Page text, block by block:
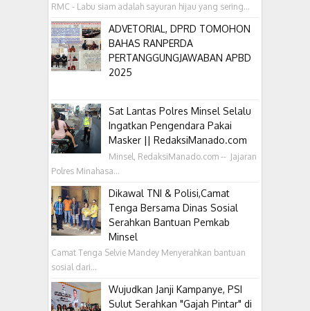
RMC - Labu siam adalah sayuran hijau yang sering...
ADVETORIAL, DPRD TOMOHON
BAHAS RANPERDA
PERTANGGUNGJAWABAN APBD
2025
Sat Lantas Polres Minsel Selalu
Ingatkan Pengendara Pakai
Masker || RedaksiManado.com
Minsel, RedaksiManado.com -- Jajaran
Polres Minahasa...
Dikawal TNI & Polisi,Camat
Tenga Bersama Dinas Sosial
Serahkan Bantuan Pemkab
Minsel
Camat Tenga Selvie Mandey Menyerahkan bantuan
sosial dari...
Wujudkan Janji Kampanye, PSI
Sulut Serahkan "Gajah Pintar" di